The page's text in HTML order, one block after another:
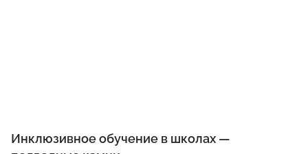
Инклюзивное обучение в школах —